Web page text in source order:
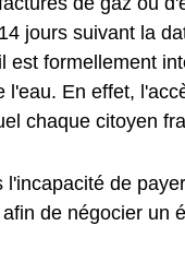
jours suivant la
est formellement
l'eau. En effet,
chaque citoyen
l'incapacité de
de négocier un